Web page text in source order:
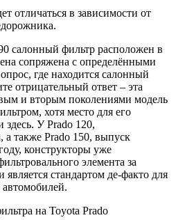
отличаться в зависимости от
салонный фильтр расположен в
сопряжена с определёнными
где находится салонный
отрицательный ответ – эта
и вторым поколениями модель
хотя место для его
здесь. У Prado 120,
а также Prado 150, выпуск
конструкторы уже
элемента за
стандартом де-факто для
на Toyota Prado